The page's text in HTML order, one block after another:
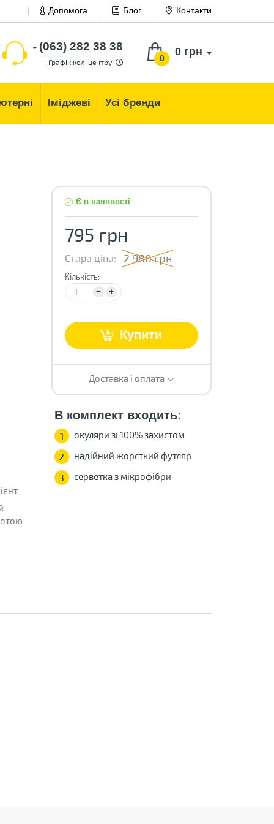
Допомога Блог Контакти
0
0 грн
(063) 282 38 38
Графік кол-центру
Іміджеві Усі бренди
Є в наявності
795 грн
Стара ціна: 2 980 грн
Кількість:
Купити
Доставка і оплата
В комплект входить:
1 окуляри зі 100% захистом
2 надійний жорсткий футляр
3 серветка з мікрофібри